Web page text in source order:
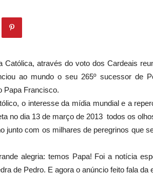
Católica, através do voto dos Cardeais
ao mundo o seu 265º sucessor de
Papa Francisco.
o interesse da mídia mundial e a
no dia 13 de março de 2013  todos os
junto com os milhares de peregrinos que
alegria: temos Papa! Foi a notícia
de Pedro. E agora o anúncio feito fala